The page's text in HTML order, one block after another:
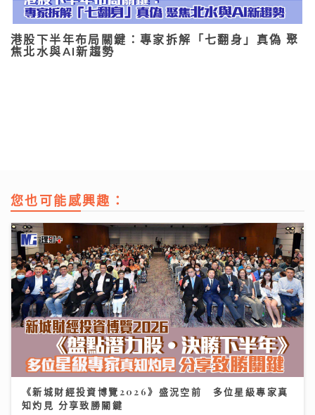
港股下半年布局關鍵：專家拆解「七翻身」真偽 聚
焦北水與AI新趨勢
您也可能感興趣：
《新城財經投資博覽2026》盛況空前 多位星級專家真
知灼見 分享致勝關鍵